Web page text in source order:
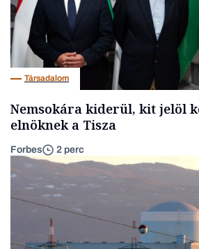
Társadalom
Nemsokára kiderül, kit jelöl
elnöknek a Tisza
Forbes 2 perc